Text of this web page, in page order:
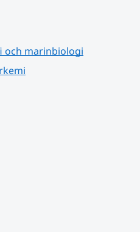
och marinbiologi